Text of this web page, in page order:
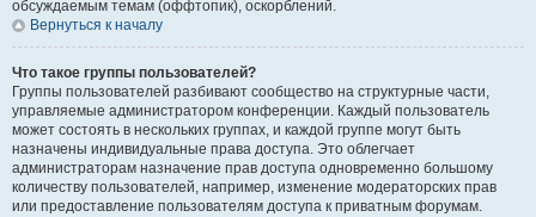
обсуждаемым темам (оффтопик), оскорблений.
Вернуться к началу
Что такое группы пользователей?
Группы пользователей разбивают сообщество на структурные части,
управляемые администратором конференции. Каждый пользователь
может состоять в нескольких группах, и каждой группе могут быть
назначены индивидуальные права доступа. Это облегчает
администраторам назначение прав доступа одновременно большому
количеству пользователей, например, изменение модераторских прав
или предоставление пользователям доступа к приватным форумам.